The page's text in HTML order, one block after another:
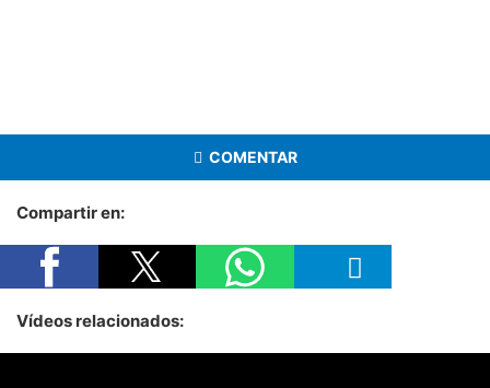
COMENTAR
Compartir en:
Vídeos relacionados: